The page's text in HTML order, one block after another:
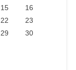
15
16
22
23
29
30